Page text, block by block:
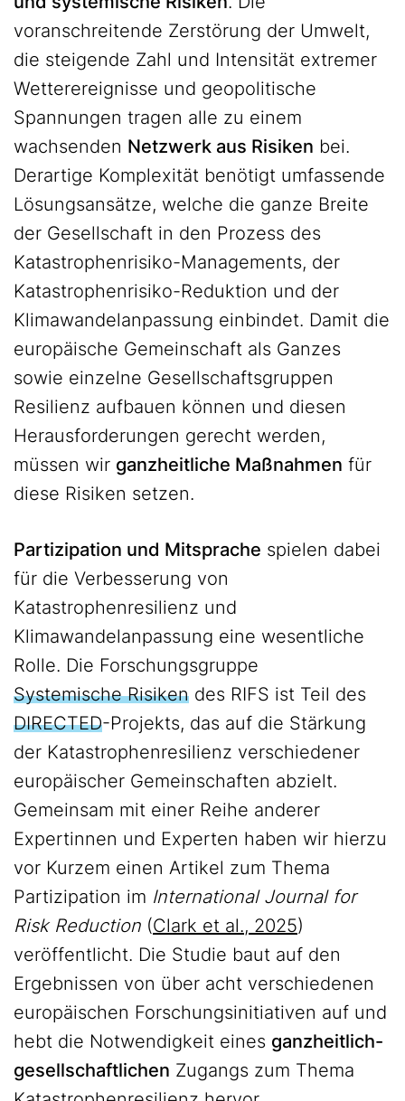
voranschreitende Zerstörung der Umwelt,
die steigende Zahl und Intensität extremer
Wetterereignisse und geopolitische
Spannungen tragen alle zu einem
wachsenden Netzwerk aus Risiken bei.
Derartige Komplexität benötigt umfassende
Lösungsansätze, welche die ganze Breite
der Gesellschaft in den Prozess des
Katastrophenrisiko-Managements, der
Katastrophenrisiko-Reduktion und der
Klimawandelanpassung einbindet. Damit die
europäische Gemeinschaft als Ganzes
sowie einzelne Gesellschaftsgruppen
Resilienz aufbauen können und diesen
Herausforderungen gerecht werden,
müssen wir ganzheitliche Maßnahmen für
diese Risiken setzen.
Partizipation und Mitsprache spielen dabei
für die Verbesserung von
Katastrophenresilienz und
Klimawandelanpassung eine wesentliche
Rolle. Die Forschungsgruppe
Systemische Risiken des RIFS ist Teil des
DIRECTED-Projekts, das auf die Stärkung
der Katastrophenresilienz verschiedener
europäischer Gemeinschaften abzielt.
Gemeinsam mit einer Reihe anderer
Expertinnen und Experten haben wir hierzu
vor Kurzem einen Artikel zum Thema
Partizipation im International Journal for
Risk Reduction (Clark et al., 2025)
veröffentlicht. Die Studie baut auf den
Ergebnissen von über acht verschiedenen
europäischen Forschungsinitiativen auf und
hebt die Notwendigkeit eines ganzheitlich-
gesellschaftlichen Zugangs zum Thema